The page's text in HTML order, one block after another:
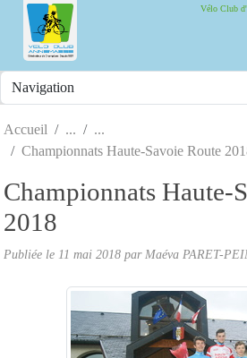
Vélo Club
Accueil
Championnats Haute-Savoie Route
Championnats Haute-
2018
Publiée le 11 mai 2018 par Maéva PARET-
Panneau de gestion des cookies